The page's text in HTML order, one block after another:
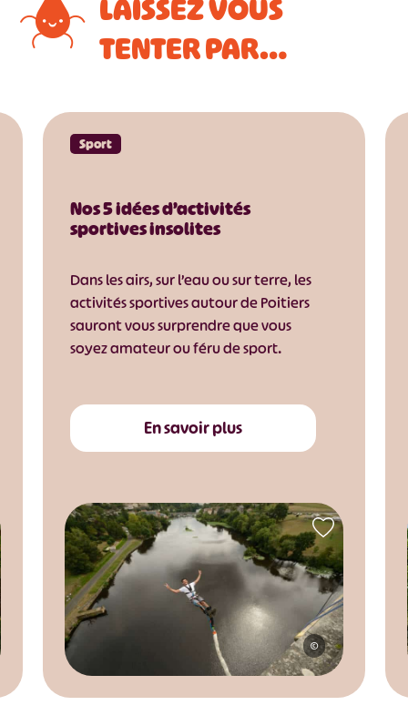
LAISSEZ VOUS
TENTER PAR…
Sport
Nos 5 idées d’activités
sportives insolites
Dans les airs, sur l’eau ou sur terre, les
activités sportives autour de Poitiers
sauront vous surprendre que vous
soyez amateur ou féru de sport.
En savoir plus
©